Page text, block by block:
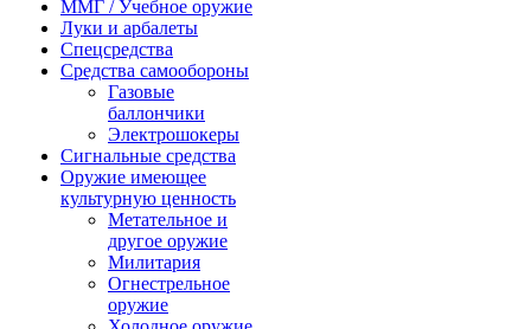
ММГ / Учебное оружие
Луки и арбалеты
Спецсредства
Средства самообороны
Газовые
баллончики
Электрошокеры
Сигнальные средства
Оружие имеющее
культурную ценность
Метательное и
другое оружие
Милитария
Огнестрельное
оружие